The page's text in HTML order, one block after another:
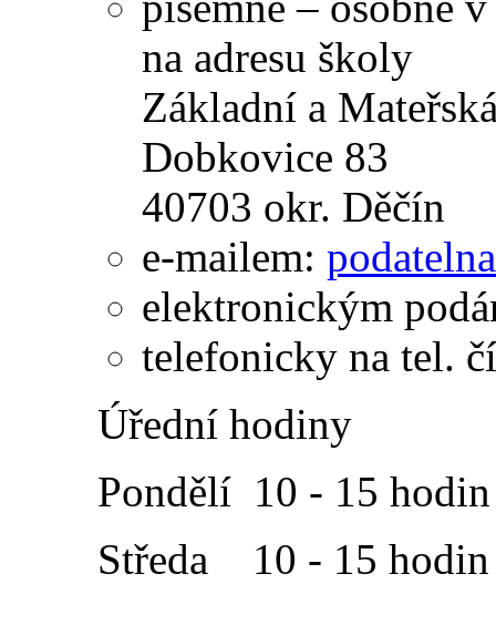
na adresu školy
Základní a
Dobkovice 83
40703 okr. Děčín
e-mailem:
elektronickým
telefonicky na tel.
Úřední hodiny
Pondělí 10 - 15 hodin
Středa 10 - 15 hodin